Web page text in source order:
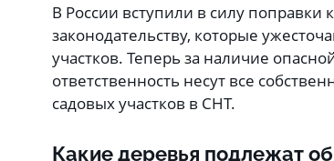
В России вступили в силу
законодательству, которые
участков. Теперь за наличие
ответственность несут все
садовых участков в СНТ.
Какие деревья подлежат